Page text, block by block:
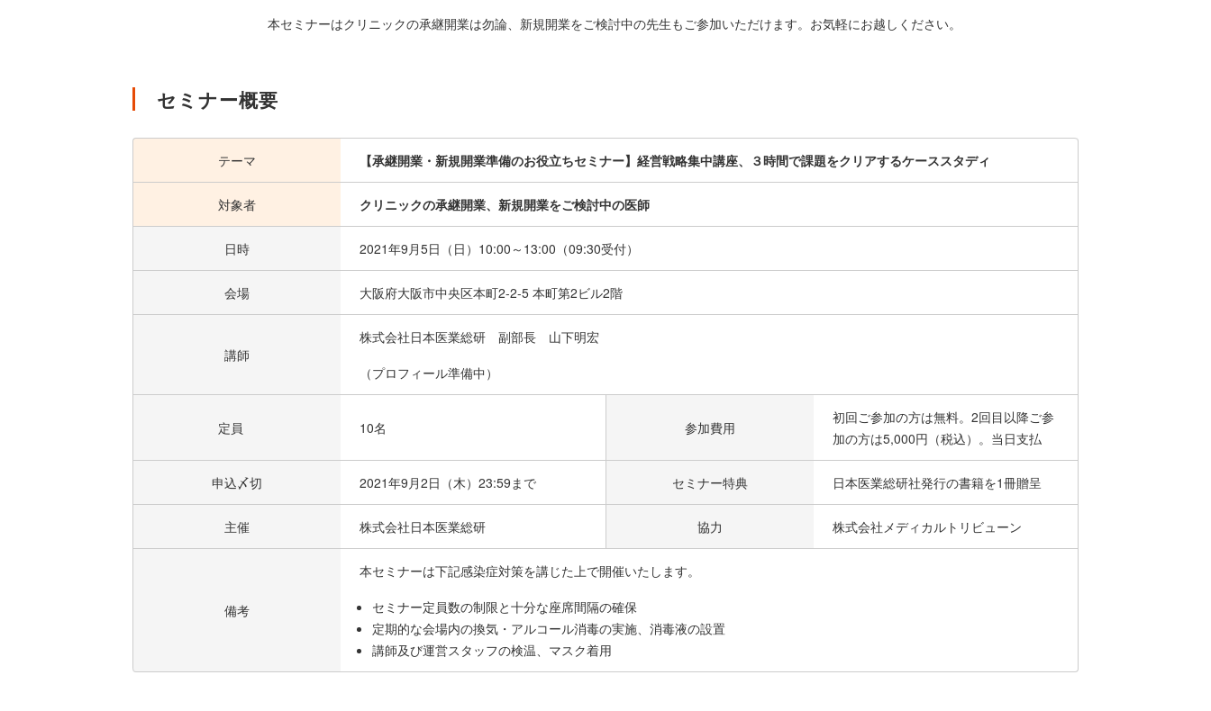
本セミナーはクリニックの承継開業は勿論、新規開業をご検討中の先生もご参加いただけます。お気軽にお越しください。
セミナー概要
テーマ 【承継開業・新規開業準備のお役立ちセミナー】経営戦略集中講座、３時間で課題をクリアするケーススタディ
対象者 クリニックの承継開業、新規開業をご検討中の医師
日時 2021年9月5日（日） 10:00～13:00（09:30受付）
会場 大阪府大阪市中央区本町2-2-5 本町第2ビル2階
講師
株式会社日本医業総研 副部長 山下明宏
（プロフィール準備中）
定員 10名 参加費用
初回ご参加の方は無料。2回目以降ご参
加の方は5,000円（税込）。当日支払
申込〆切 2021年9月2日（木）23:59まで セミナー特典 日本医業総研社発行の書籍を1冊贈呈
主催 株式会社日本医業総研 協力 株式会社メディカルトリビューン
備考
本セミナーは下記感染症対策を講じた上で開催いたします。
セミナー定員数の制限と十分な座席間隔の確保
定期的な会場内の換気・アルコール消毒の実施、消毒液の設置
講師及び運営スタッフの検温、マスク着用